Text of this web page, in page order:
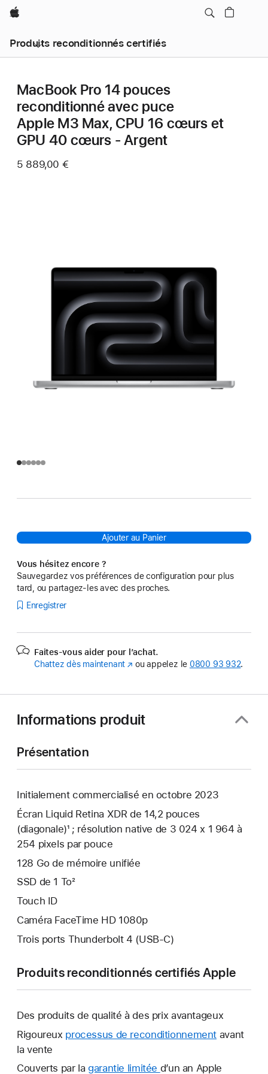
Apple
Produits reconditionnés certifiés
MacBook Pro 14 pouces
reconditionné avec puce
Apple M3 Max, CPU 16 cœurs et
GPU 40 cœurs - Argent
5 889,00 €
Ajouter au Panier
Vous hésitez encore ?
Sauvegardez vos préférences de configuration pour plus
tard, ou partagez-les avec des proches.
Enregistrer
Faites-vous aider pour l’achat.
Chattez dès maintenant (s’ouvre
ou appelez le 0800 93 932.
Informations produit
Présentation
Initialement commercialisé en octobre 2023
Écran Liquid Retina XDR de 14,2 pouces
(diagonale)¹ ; résolution native de 3 024 x 1 964 à
254 pixels par pouce
128 Go de mémoire unifiée
SSD de 1 To²
Touch ID
Caméra FaceTime HD 1080p
Trois ports Thunderbolt 4 (USB-C)
Produits reconditionnés certifiés Apple
Des produits de qualité à des prix avantageux
Rigoureux processus de reconditionnement avant
la vente
Couverts par la garantie limitée Une
d’un an Apple